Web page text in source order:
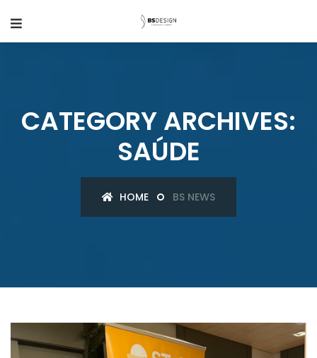
CATEGORY ARCHIVES:
SAÚDE
HOME BS NEWS